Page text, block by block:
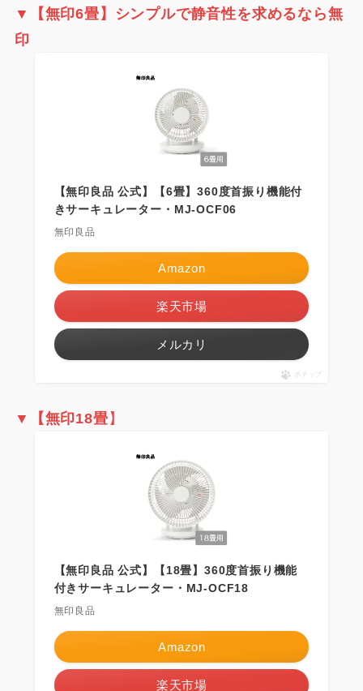
▼【無印6畳】シンプルで静音性を求めるなら無
印
【無印良品 公式】【6畳】360度首振り機能付
きサーキュレーター・MJ-OCF06
無印良品
Amazon
楽天市場
メルカリ
ポチップ
▼ 【無印18畳 】
【無印良品 公式】【18畳】360度首振り機能
付きサーキュレーター・MJ-OCF18
無印良品
Amazon
楽天市場